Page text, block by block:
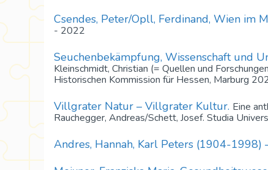
Csendes, Peter/Opll, Ferdinand, Wien im
- 2022
Seuchenbekämpfung, Wissenschaft und
Kleinschmidt, Christian (= Quellen und
Historischen Kommission für Hessen, Marburg
Villgrater Natur – Villgrater Kultur. Eine
Rauchegger, Andreas/Schett, Josef. Studia
Andres, Hannah, Karl Peters (1904-1998)